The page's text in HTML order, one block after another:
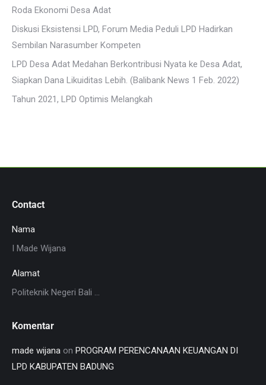
Roda Ekonomi Desa Adat
Diskusi Eksistensi LPD, Forum Media Peduli LPD Hadirkan
Sembilan Narasumber Kompeten
LPD Desa Adat Medahan Berkontribusi Nyata ke Desa Adat,
Siapkan Dana Likuiditas Lebih. (Balibank News 1 Feb. 2022)
Tahun 2021, LPD Optimis Melangkah
Contact
Nama
I Made Wijana
Alamat
Politeknik Negeri Bali ...
Komentar
made wijana on PROGRAM PERENCANAAN KEUANGAN DI
LPD KABUPATEN BADUNG